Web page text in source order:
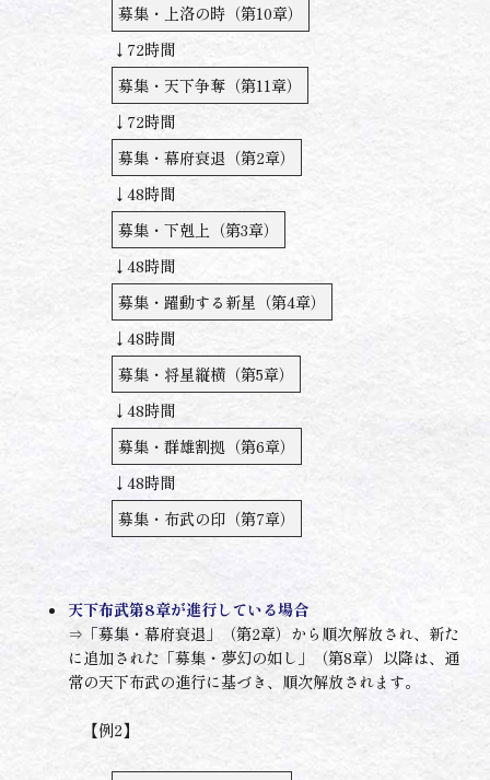
募集・上洛の時（第10章）
↓72時間
募集・天下争奪（第11章）
↓72時間
募集・幕府衰退（第2章）
↓48時間
募集・下剋上（第3章）
↓48時間
募集・躍動する新星（第4章）
↓48時間
募集・将星縦横（第5章）
↓48時間
募集・群雄割拠（第6章）
↓48時間
募集・布武の印（第7章）
天下布武第8章が進行している場合
⇒「募集・幕府衰退」（第2章）から順次解放され、新た
に追加された「募集・夢幻の如し」（第8章）以降は、通
常の天下布武の進行に基づき、順次解放されます。
【例2】